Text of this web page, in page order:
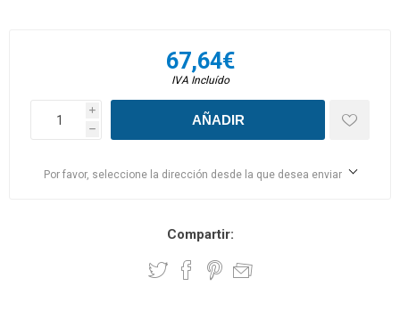
67,64€
IVA Incluído
i
h
Por favor, seleccione la dirección desde la que desea enviar
Compartir: